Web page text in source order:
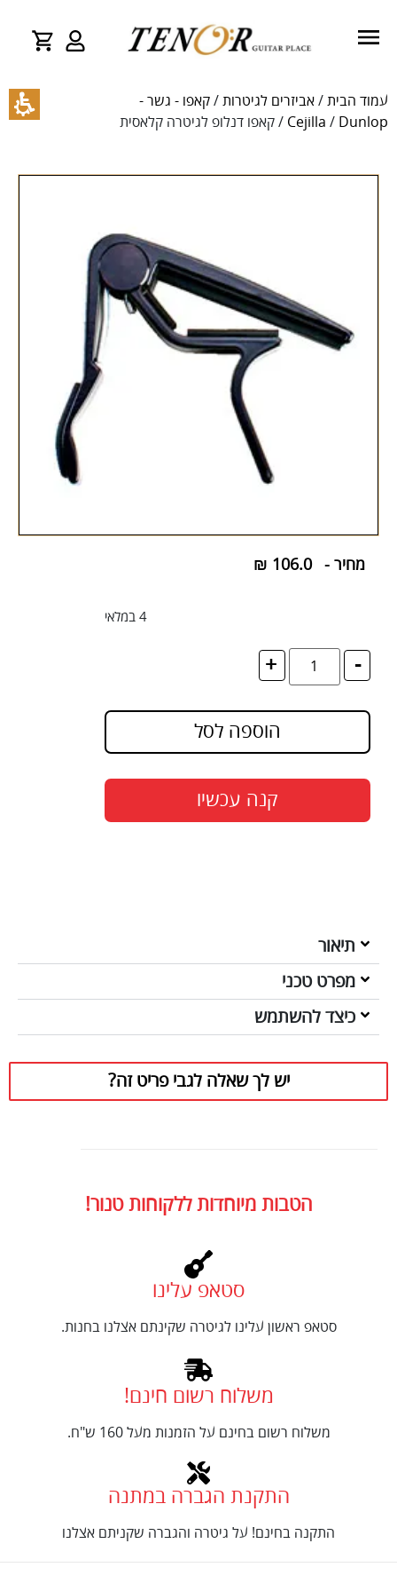
עמוד הבית / אביזרים לגיטרות / קאפו - גשר -
Cejilla / Dunlop / קאפו דנלופ לגיטרה קלאסית
מחיר - ₪ 106.0
4 במלאי
-
+
הוספה לסל
קנה עכשיו
תיאור
מפרט טכני
כיצד להשתמש
יש לך שאלה לגבי פריט זה?
הטבות מיוחדות ללקוחות טנור!
סטאפ עלינו
סטאפ ראשון עלינו לגיטרה שקינתם אצלנו בחנות.
משלוח רשום חינם!
משלוח רשום בחינם על הזמנות מעל 160 ש"ח.
התקנת הגברה במתנה
התקנה בחינם! על גיטרה והגברה שקניתם אצלנו